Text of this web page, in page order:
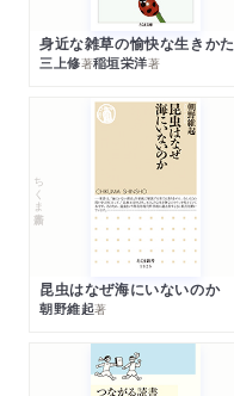
身近な雑草の愉快な生きかた
三上修著稲垣栄洋著
ちくま新書
昆虫はなぜ海にいないのか
朝野維起著